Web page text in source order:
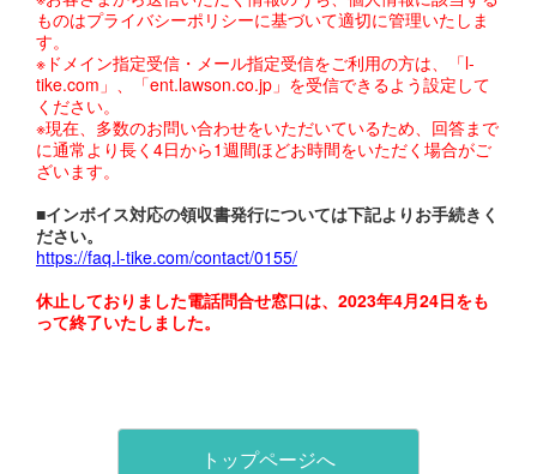
ものはプライバシーポリシーに基づいて適切に管理いたしま
す。
※ドメイン指定受信・メール指定受信をご利用の方は、「l-
tike.com」、「ent.lawson.co.jp」を受信できるよう設定して
ください。
※現在、多数のお問い合わせをいただいているため、回答まで
に通常より長く4日から1週間ほどお時間をいただく場合がご
ざいます。
■インボイス対応の領収書発行については下記よりお手続きく
ださい。
https://faq.l-tike.com/contact/0155/
休止しておりました電話問合せ窓口は、2023年4月24日をも
って終了いたしました。
トップページへ